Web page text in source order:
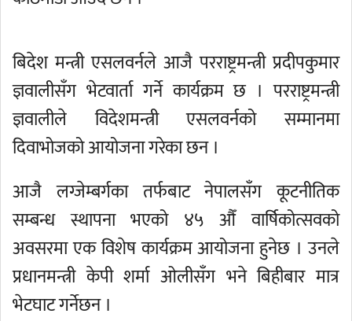
बिदेश मन्त्री एसलवर्नले आजै परराष्ट्रमन्त्री प्रदीपकुमार
ज्ञवालीसँग भेटवार्ता गर्ने कार्यक्रम छ । परराष्ट्रमन्त्री
ज्ञवालीले विदेशमन्त्री एसलवर्नको सम्मानमा
दिवाभोजको आयोजना गरेका छन ।
आजै लग्जेम्बर्गका तर्फबाट नेपालसँग कूटनीतिक
सम्बन्ध स्थापना भएको ४५ औँ वार्षिकोत्सवको
अवसरमा एक विशेष कार्यक्रम आयोजना हुनेछ । उनले
प्रधानमन्त्री केपी शर्मा ओलीसँग भने बिहीबार मात्र
भेटघाट गर्नेछन ।